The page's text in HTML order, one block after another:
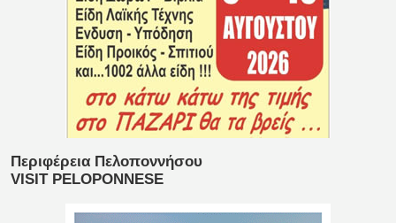
Περιφέρεια Πελοποννήσου
VISIT PELOPONNESE